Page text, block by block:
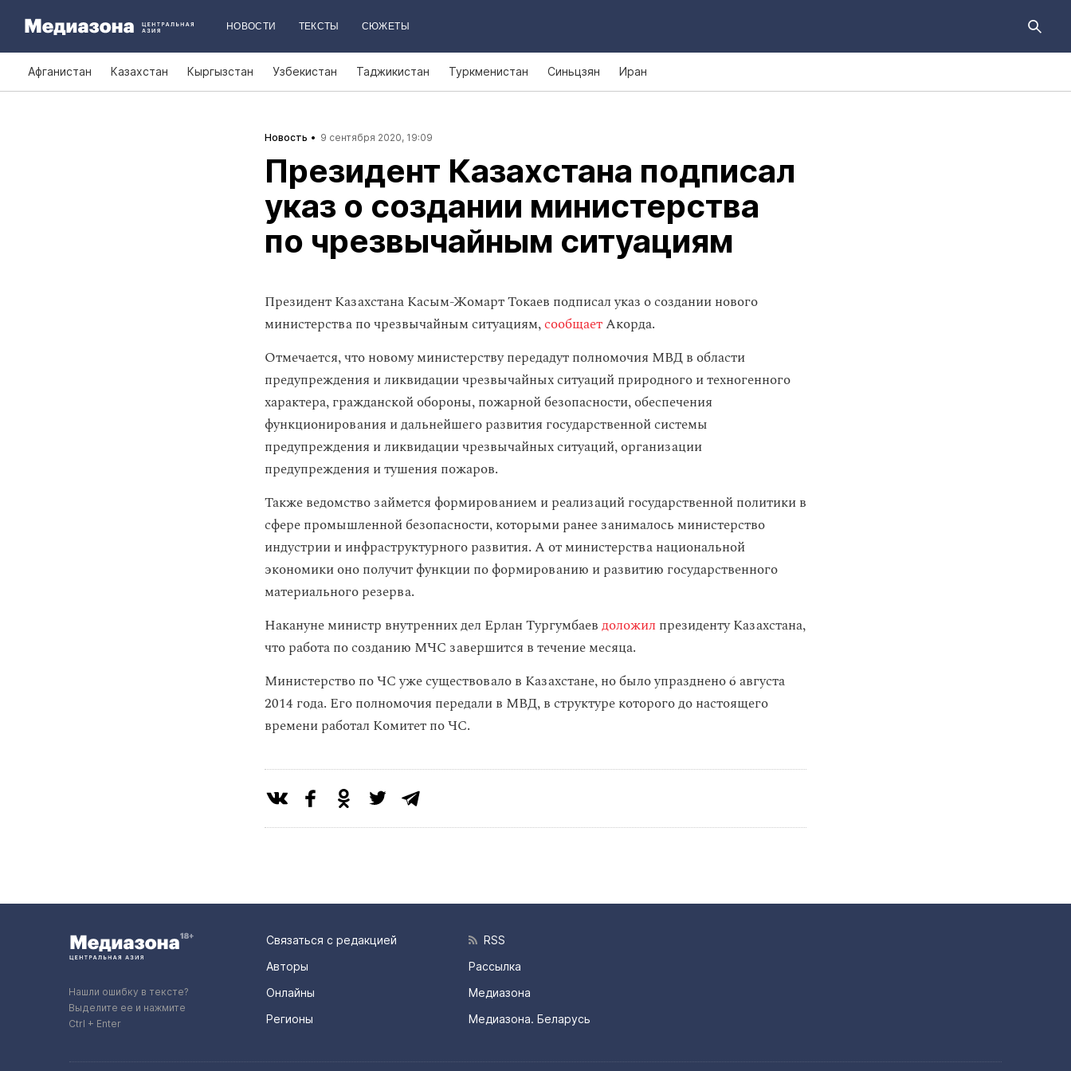
НОВОСТИ ТЕКСТЫ СЮЖЕТЫ
Афганистан Казахстан Кыргызстан Узбекистан Таджикистан Туркменистан Синьцзян Иран
Новость 9 сентября 2020, 19:09
Президент Казахстана подписал
указ о создании министерства
по чрезвычайным ситуациям
Президент Казахстана Касым-Жомарт Токаев подписал указ о создании нового
министерства по чрезвычайным ситуациям,сообщаетАкорда.
Отмечается, что новому министерству передадут полномочия МВД в области
предупреждения и ликвидации чрезвычайных ситуаций природного и техногенного
характера, гражданской обороны, пожарной безопасности, обеспечения
функционирования и дальнейшего развития государственной системы
предупреждения и ликвидации чрезвычайных ситуаций, организации
предупреждения и тушения пожаров.
Также ведомство займется формированием и реализаций государственной политики в
сфере промышленной безопасности, которыми ранее занималось министерство
индустрии и инфраструктурного развития. А от министерства национальной
экономики оно получит функции по формированию и развитию государственного
материального резерва.
Накануне министр внутренних дел Ерлан Тургумбаевдоложил президенту Казахстана,
что работа по созданию МЧС завершится в течение месяца.
Министерство по ЧС уже существовало в Казахстане, но было упразднено 6 августа
2014 года. Его полномочия передали в МВД, в структуре которого до настоящего
времени работал Комитет по ЧС.
Нашли ошибку в тексте?
Выделите ее и нажмите
Ctrl + Enter
Связаться с редакцией
Авторы
Онлайны
Регионы
RSS
Рассылка
Медиазона
Медиазона. Беларусь